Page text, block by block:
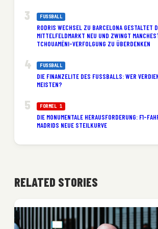
FUSSBALL
RODRIS WECHSEL ZU BARCELONA GESTALTET
MITTELFELDMARKT NEU UND ZWINGT
TCHOUAMÉNI-VERFOLGUNG ZU ÜBERDENKEN
FUSSBALL
DIE FINANZELITE DES FUSSBALLS: WER
EISTEN?
FORMEL 1
DIE MONUMENTALE HERAUSFORDERUNG: F1-
MADRIDS NEUE STEILKURVE
RELATED STORIES